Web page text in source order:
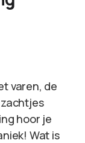
varen, de
hoor je
Wat is